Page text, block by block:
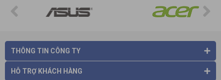
THÔNG TIN CÔNG TY
HỖ TRỢ KHÁCH HÀNG